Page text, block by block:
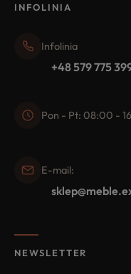
INFOLINIA
Infolinia
+48 579 775
Pon - Pt: 08:00 -
E-mail:
NEWSLETTER